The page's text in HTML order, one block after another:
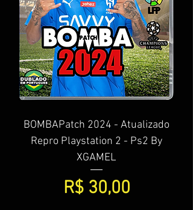
BOMBAPatch 2024 - Atualizado
Repro Playstation 2 - Ps2 By
XGAMEL
Preço
R$ 30,00